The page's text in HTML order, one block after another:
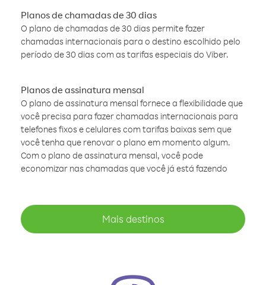
Planos de chamadas de 30 dias
O plano de chamadas de 30 dias permite fazer
chamadas internacionais para o destino escolhido pelo
período de 30 dias com as tarifas especiais do Viber.
Planos de assinatura mensal
O plano de assinatura mensal fornece a flexibilidade que
você precisa para fazer chamadas internacionais para
telefones fixos e celulares com tarifas baixas sem que
você tenha que renovar o plano em momento algum.
Com o plano de assinatura mensal, você pode
economizar nas chamadas que você já está fazendo
Mais destinos